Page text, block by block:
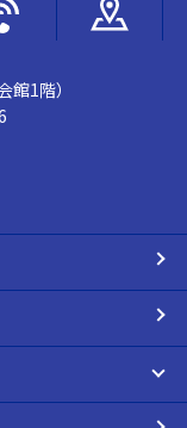
1階）